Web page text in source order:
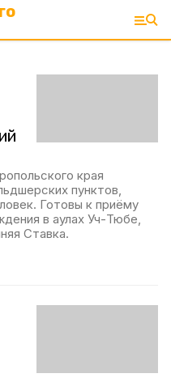
края
пунктов,
Готовы к приёму
в аулах Уч-Тюбе,
Ставка.